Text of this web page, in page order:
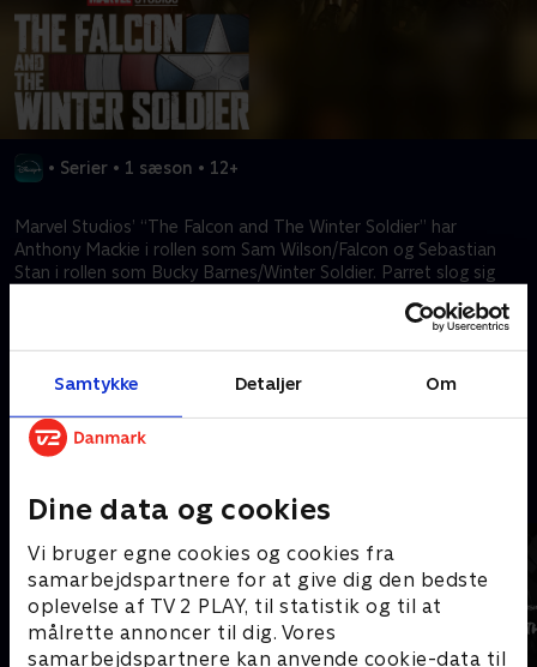
Samtykke Detaljer Om
Dine data og cookies
Vi bruger egne cookies og cookies fra
samarbejdspartnere for at give dig den bedste
oplevelse af TV 2 PLAY, til statistik og til at
målrette annoncer til dig. Vores
samarbejdspartnere kan anvende cookie-data til
• Serier • 1 sæson • 12+
Marvel Studios’ “The Falcon and The Winter Soldier” har
Anthony Mackie i rollen som Sam Wilson/Falcon og Sebastian
Stan i rollen som Bucky Barnes/Winter Soldier. Parret slog sig
verden på et eventyr, der vil sætte både deres evner og deres
Kræver tilkøb
Mere indhold fra Disney+